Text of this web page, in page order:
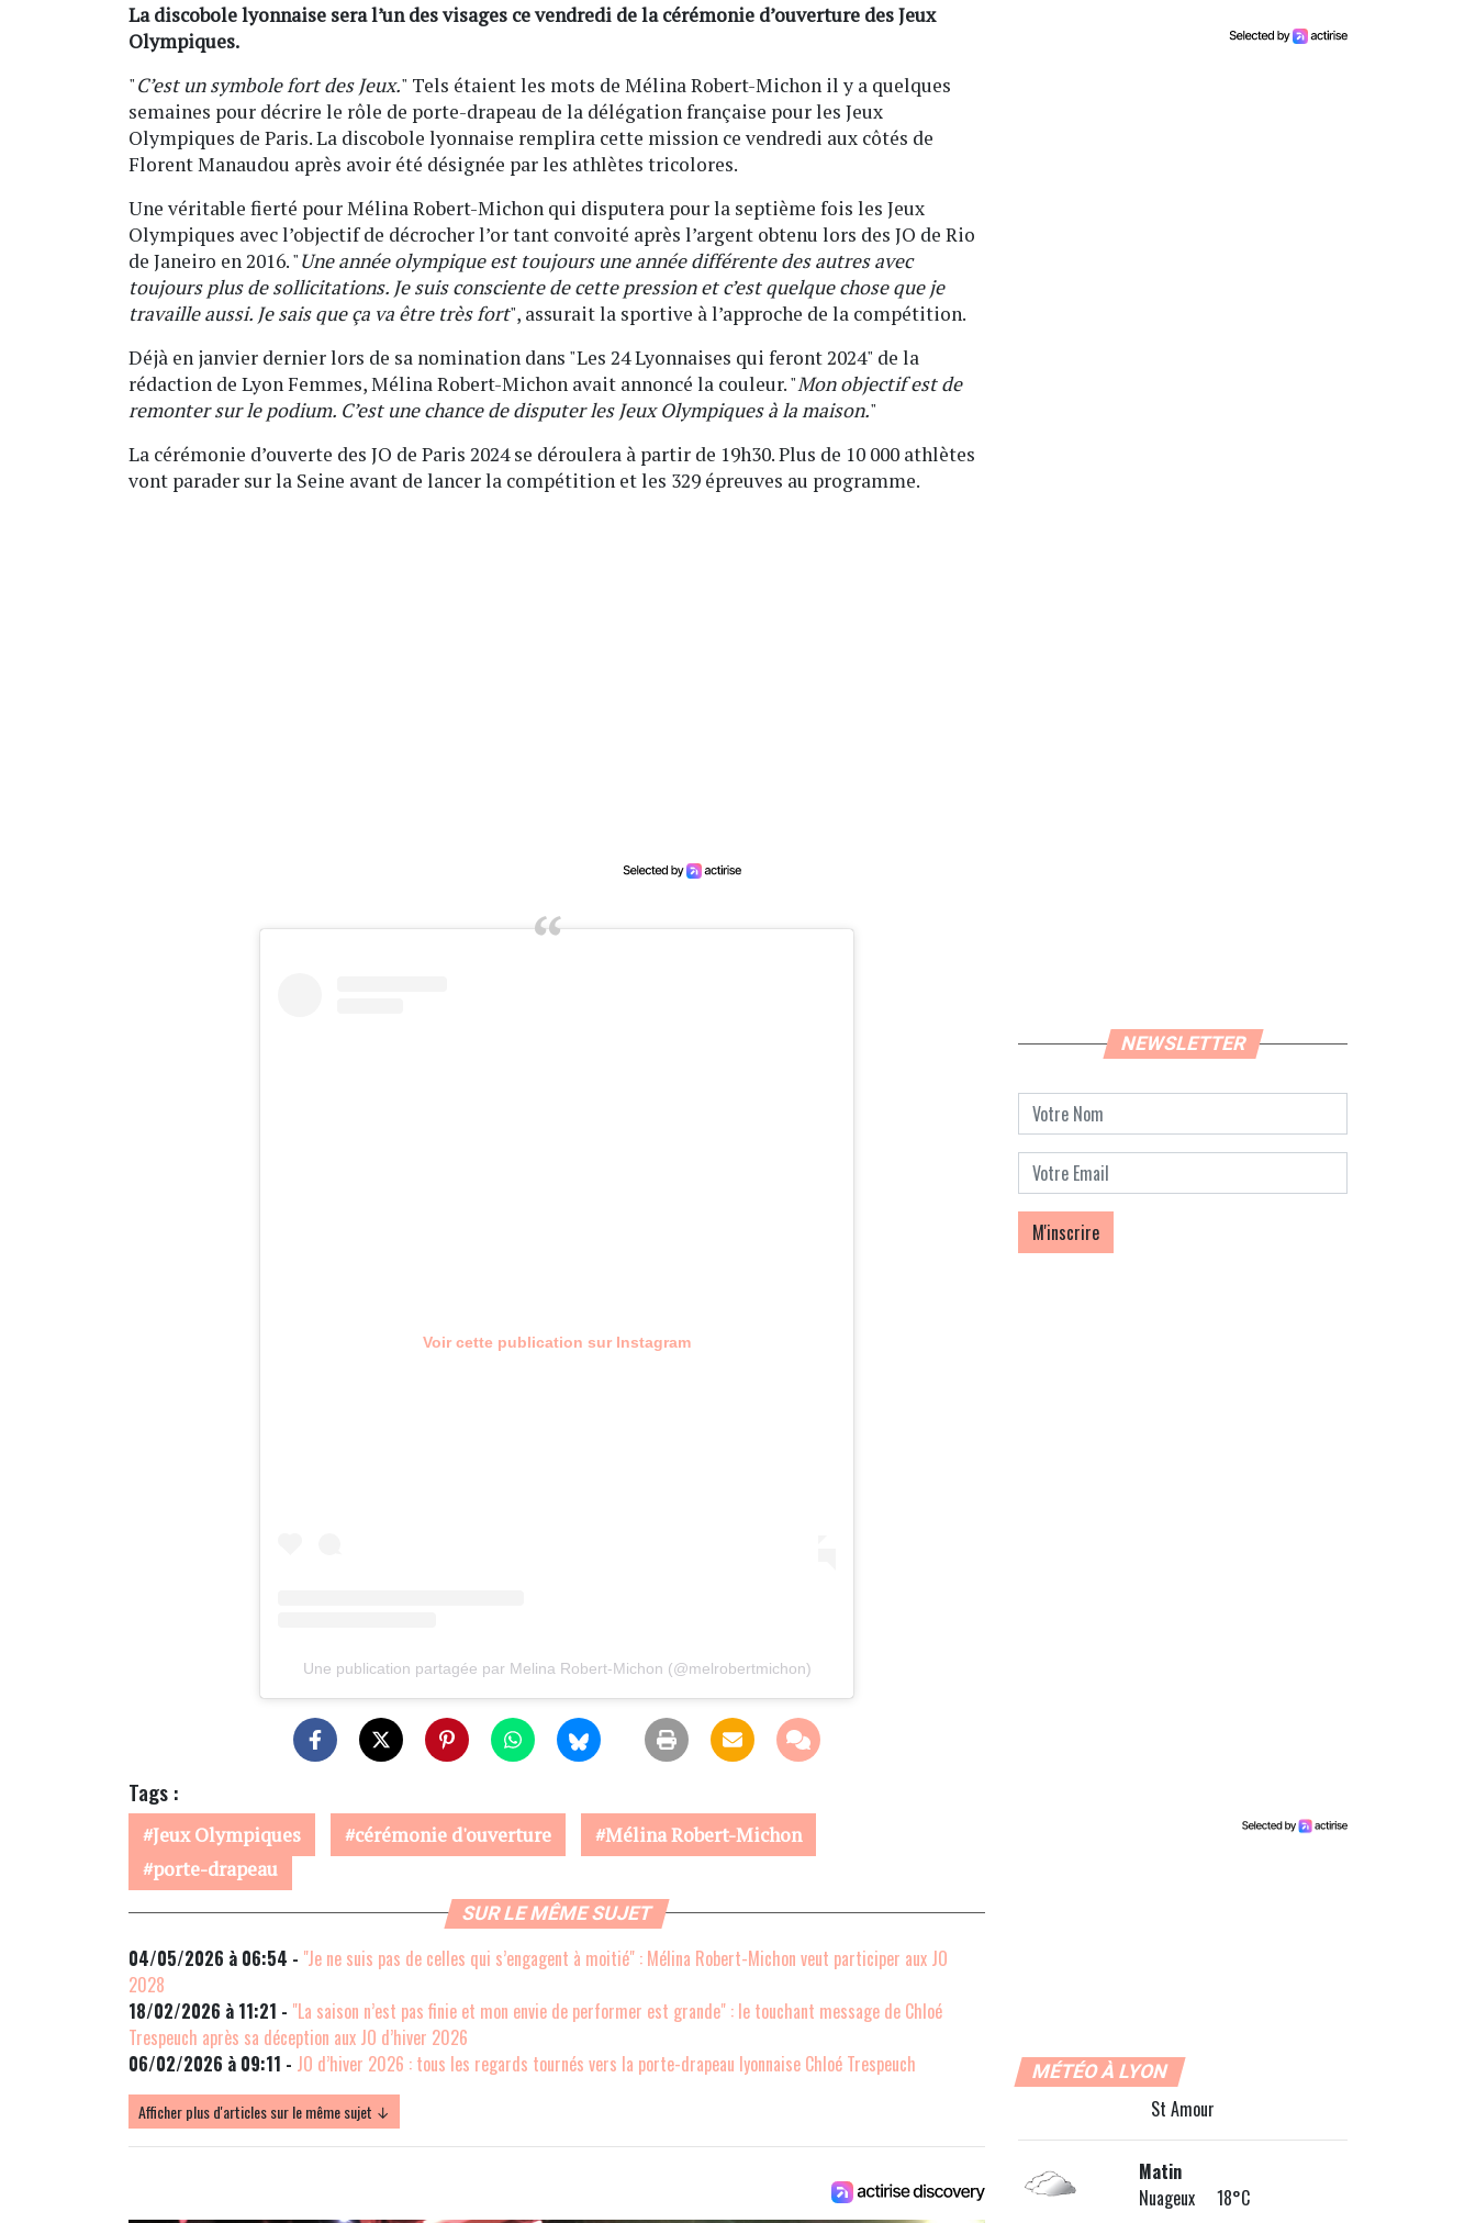
La discobole lyonnaise sera l’un des visages ce vendredi de la cérémonie d’ouverture des Jeux
Olympiques.
"C’est un symbole fort des Jeux." Tels étaient les mots de Mélina Robert-Michon il y a quelques
semaines pour décrire le rôle de porte-drapeau de la délégation française pour les Jeux
Olympiques de Paris. La discobole lyonnaise remplira cette mission ce vendredi aux côtés de
Florent Manaudou après avoir été désignée par les athlètes tricolores.
Une véritable fierté pour Mélina Robert-Michon qui disputera pour la septième fois les Jeux
Olympiques avec l’objectif de décrocher l’or tant convoité après l’argent obtenu lors des JO de Rio
de Janeiro en 2016. "Une année olympique est toujours une année différente des autres avec
toujours plus de sollicitations. Je suis consciente de cette pression et c’est quelque chose que je
travaille aussi. Je sais que ça va être très fort", assurait la sportive à l’approche de la compétition.
Déjà en janvier dernier lors de sa nomination dans "Les 24 Lyonnaises qui feront 2024" de la
rédaction de Lyon Femmes, Mélina Robert-Michon avait annoncé la couleur. "Mon objectif est de
remonter sur le podium. C’est une chance de disputer les Jeux Olympiques à la maison."
La cérémonie d’ouverte des JO de Paris 2024 se déroulera à partir de 19h30. Plus de 10 000 athlètes
vont parader sur la Seine avant de lancer la compétition et les 329 épreuves au programme.
Voir cette publication sur Instagram
Une publication partagée par Melina Robert-Michon (@melrobertmichon)
Tags :
Jeux Olympiques cérémonie d'ouverture
Mélina Robert-Michon
porte-drapeau
SUR LE MÊME SUJET
04/05/2026 à 06:54 - "Je ne suis pas de celles qui s’engagent à moitié" : Mélina Robert-Michon veut participer aux JO
2028
18/02/2026 à 11:21 - "La saison n’est pas finie et mon envie de performer est grande" : le touchant message de Chloé
Trespeuch après sa déception aux JO d’hiver 2026
06/02/2026 à 09:11 - JO d’hiver 2026 : tous les regards tournés vers la porte-drapeau lyonnaise Chloé Trespeuch
Afficher plus d'articles sur le même sujet ↓
NEWSLETTER
MÉTÉO À LYON
St Amour
Matin
Nuageux 18°C